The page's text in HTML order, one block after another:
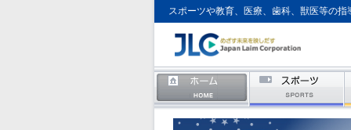
スポーツや教育、医療、歯科、獣医等の